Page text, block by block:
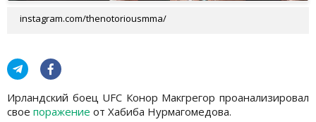
instagram.com/thenotoriousmma/
Ирландский боец UFC Конор Макгрегор проанализировал
свое поражение от Хабиба Нурмагомедова.